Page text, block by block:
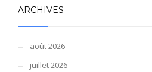
ARCHIVES
août 2026
juillet 2026